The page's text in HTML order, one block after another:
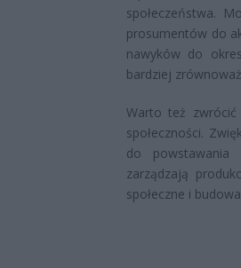
społeczeństwa.
prosumentów do
nawyków do
bardziej
Warto też
społeczności.
do powstawania
zarządzają
społeczne i